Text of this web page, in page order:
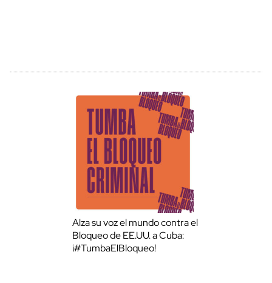
Alza su voz el mundo contra el
Bloqueo de EE.UU. a Cuba:
¡#TumbaElBloqueo!